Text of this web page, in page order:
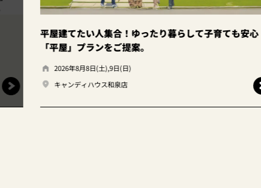
らして子育ても安心 和泉店☆土地探し相談会！